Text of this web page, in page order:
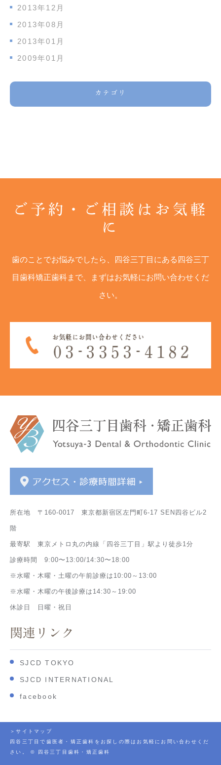
2013年12月
2013年08月
2013年01月
2009年01月
カテゴリ
ご予約・ご相談はお気軽
に
歯のことでお悩みでしたら、四谷三丁目にある四谷三丁
目歯科矯正歯科まで、まずはお気軽にお問い合わせくだ
さい。
所在地 〒160-0017 東京都新宿区左門町6-17 SEN四谷ビル2
階
最寄駅 東京メトロ丸の内線「四谷三丁目」駅より徒歩1分
診療時間 9:00〜13:00/14:30〜18:00
※水曜・木曜・土曜の午前診療は10:00～13:00
※水曜・木曜の午後診療は14:30～19:00
休診日 日曜・祝日
関連リンク
SJCD TOKYO
SJCD INTERNATIONAL
facebook
＞サイトマップ
四谷三丁目で歯医者・矯正歯科をお探しの際はお気軽にお問い合わせくだ
さい。 © 四谷三丁目歯科・矯正歯科